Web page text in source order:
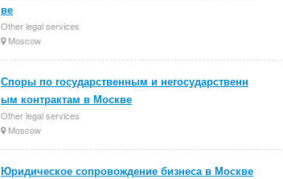
ве
Other legal services
Moscow
Споры по государственным и негосударственн
ым контрактам в Москве
Other legal services
Moscow
Юридическое сопровождение бизнеса в Москве